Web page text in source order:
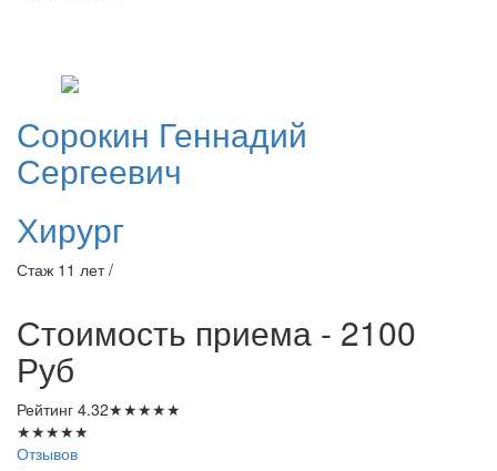
Сорокин Геннадий
Сергеевич
Хирург
Стаж 11 лет /
Стоимость приема - 2100
Руб
Рейтинг 4.32★★★★★
★★★★★
Отзывов